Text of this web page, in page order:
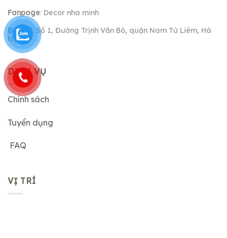
Fanpage: Decor nha minh
Địa chỉ: Số 1, Đường Trịnh Văn Bô, quận Nam Từ Liêm, Hà
Nội.
DỊCH VỤ
Chính sách
Tuyển dụng
FAQ
VỊ TRÍ